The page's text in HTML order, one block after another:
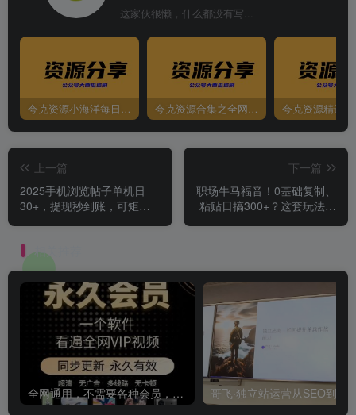
这家伙很懒，什么都没有写...
夸克资源小海洋每日更新资源大汇总（持续更新） 夸克资源合集之全网影视 夸克资源精选
上一篇
2025手机浏览帖子单机日
30+，提现秒到账，可矩阵
下一篇
职场牛马福音！0基础复制、
粘贴日搞300+？这套玩法竟
相关推荐
全网通用，不需要各种会员，再也不缺电影看！！